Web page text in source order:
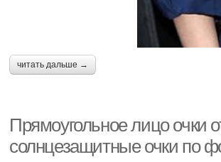
читать дальше →
Прямоугольное лицо очки
солнцезащитные очки по